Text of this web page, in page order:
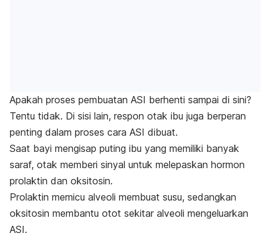
Apakah proses pembuatan ASI berhenti sampai di sini?
Tentu tidak. Di sisi lain, respon otak ibu juga berperan
penting dalam proses cara ASI dibuat.
Saat bayi mengisap puting ibu yang memiliki banyak
saraf, otak memberi sinyal untuk melepaskan hormon
prolaktin dan oksitosin.
Prolaktin memicu alveoli membuat susu, sedangkan
oksitosin membantu otot sekitar alveoli mengeluarkan
ASI.